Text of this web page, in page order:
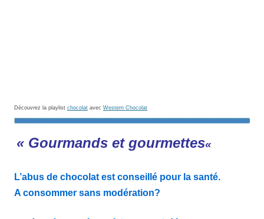
Découvrez la playlist chocolat avec Western Chocolat
« Gourmands et gourmettes«
L’abus de chocolat est conseillé pour la santé.
A consommer sans modération?